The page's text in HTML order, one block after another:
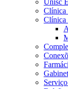
Unisc
Clínica
Clínica